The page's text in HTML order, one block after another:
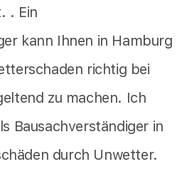
. Ein
kann Ihnen in Hamburg
richtig bei
zu machen. Ich
Bausachverständiger in
durch Unwetter.